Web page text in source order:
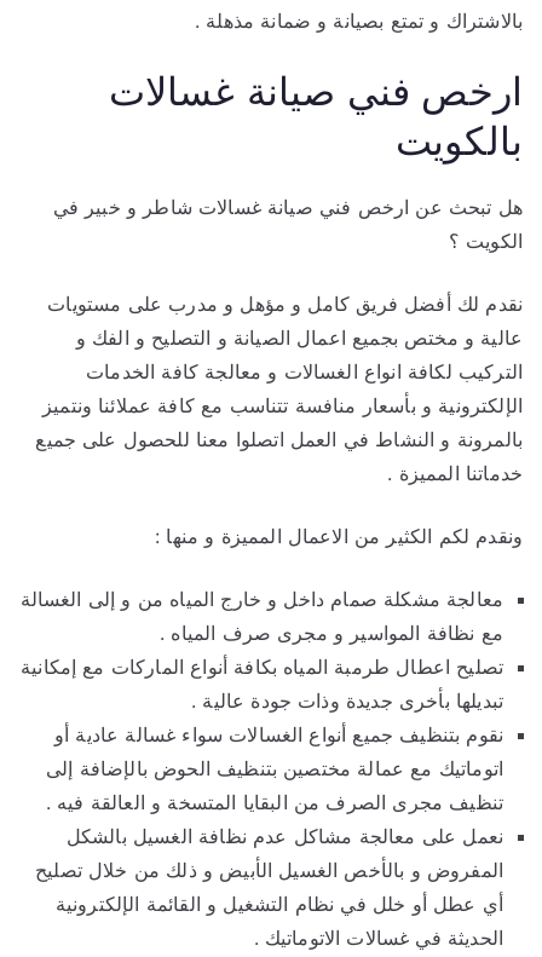
بالاشتراك و تمتع بصيانة و ضمانة مذهلة .
ارخص فني صيانة غسالات
بالكويت
هل تبحث عن ارخص فني صيانة غسالات شاطر و خبير في
الكويت ؟
نقدم لك أفضل فريق كامل و مؤهل و مدرب على مستويات
عالية و مختص بجميع اعمال الصيانة و التصليح و الفك و
التركيب لكافة انواع الغسالات و معالجة كافة الخدمات
الإلكترونية و بأسعار منافسة تتناسب مع كافة عملائنا ونتميز
بالمرونة و النشاط في العمل اتصلوا معنا للحصول على جميع
خدماتنا المميزة .
ونقدم لكم الكثير من الاعمال المميزة و منها :
معالجة مشكلة صمام داخل و خارج المياه من و إلى الغسالة
مع نظافة المواسير و مجرى صرف المياه .
تصليح اعطال طرمبة المياه بكافة أنواع الماركات مع إمكانية
تبديلها بأخرى جديدة وذات جودة عالية .
نقوم بتنظيف جميع أنواع الغسالات سواء غسالة عادية أو
اتوماتيك مع عمالة مختصين بتنظيف الحوض بالإضافة إلى
تنظيف مجرى الصرف من البقايا المتسخة و العالقة فيه .
نعمل على معالجة مشاكل عدم نظافة الغسيل بالشكل
المفروض و بالأخص الغسيل الأبيض و ذلك من خلال تصليح
أي عطل أو خلل في نظام التشغيل و القائمة الإلكترونية
الحديثة في غسالات الاتوماتيك .